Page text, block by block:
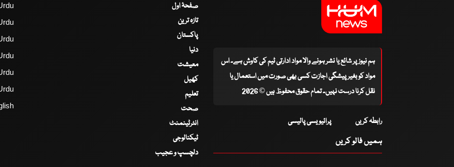
ہم نیوز پر شائع یا نشر ہونے والا مواد ادارتی ٹیم کی کاوش ہے۔ اس
مواد کو بغیر پیشگی اجازت کسی بھی صورت میں استعمال یا
نقل کرنا درست نہیں۔ تمام حقوق محفوظ ہیں © 2026
رابطہ کریں پرائیویسی پالیسی
ہمیں فالو کریں
صفحۂ اول
تازہ ترین
پاکستان
دنیا
معیشت
کھیل
تعلیم
صحت
انٹرٹینمنٹ
ٹیکنالوجی
دلچسپ و عجیب